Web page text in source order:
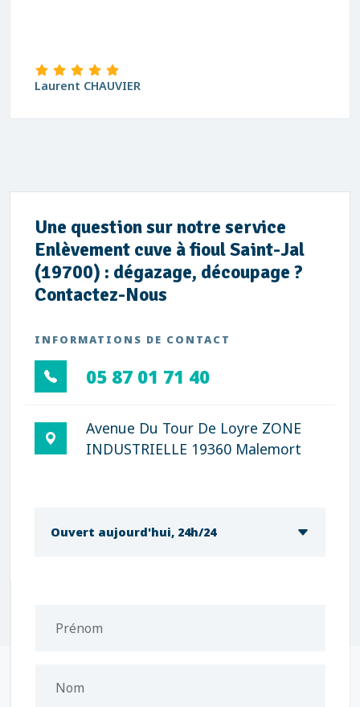
Laurent CHAUVIER
Une question sur notre service
Enlèvement cuve à fioul Saint-Jal
(19700) : dégazage, découpage ?
Contactez-Nous
INFORMATIONS DE CONTACT
05 87 01 71 40
Avenue Du Tour De Loyre ZONE
INDUSTRIELLE 19360 Malemort
Ouvert aujourd'hui, 24h/24
Prénom
Nom